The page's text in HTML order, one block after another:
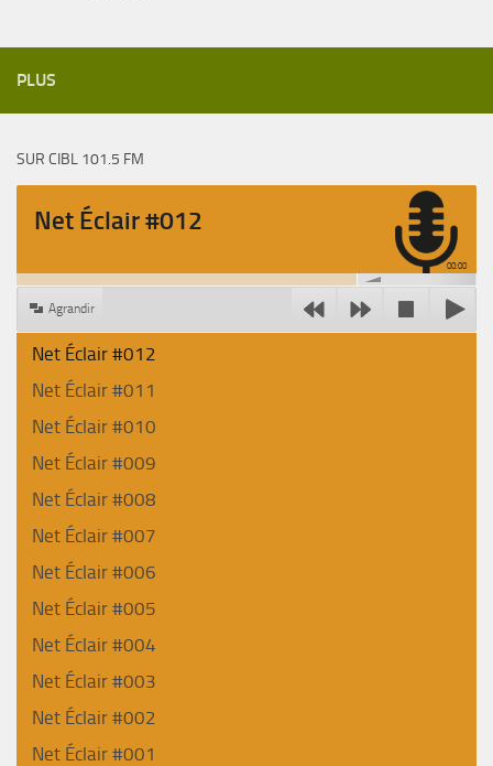
PLUS
SUR CIBL 101.5 FM
Net Éclair #012
00:00
Agrandir
Net Éclair #012
Net Éclair #011
Net Éclair #010
Net Éclair #009
Net Éclair #008
Net Éclair #007
Net Éclair #006
Net Éclair #005
Net Éclair #004
Net Éclair #003
Net Éclair #002
Net Éclair #001